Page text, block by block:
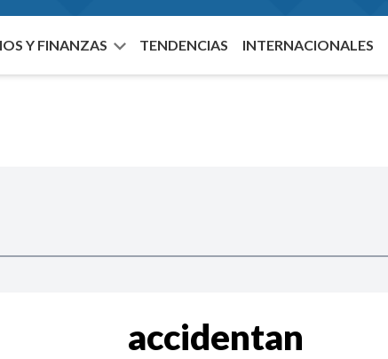
Y FINANZAS TENDENCIAS INTERNACIONALES
accidentan